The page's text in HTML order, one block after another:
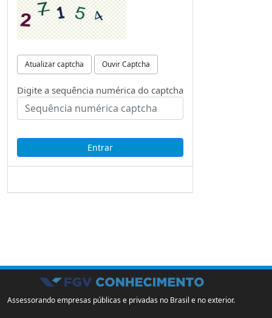
Atualizar captcha Ouvir Captcha
Digite a sequência numérica do captcha
Assessorando empresas públicas e privadas no Brasil e no exterior.